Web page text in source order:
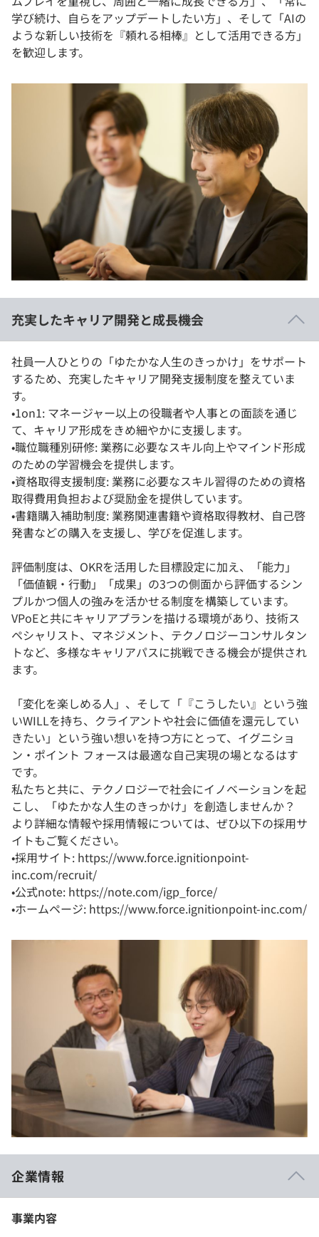
学び続け、自らをアップデートしたい方」、そして「AIの
ような新しい技術を『頼れる相棒』として活用できる方」
を歓迎します。
充実したキャリア開発と成長機会
社員一人ひとりの「ゆたかな人生のきっかけ」をサポート
するため、充実したキャリア開発支援制度を整えていま
す。
•1on1: マネージャー以上の役職者や人事との面談を通じ
て、キャリア形成をきめ細やかに支援します。
•職位職種別研修: 業務に必要なスキル向上やマインド形成
のための学習機会を提供します。
•資格取得支援制度: 業務に必要なスキル習得のための資格
取得費用負担および奨励金を提供しています。
•書籍購入補助制度: 業務関連書籍や資格取得教材、自己啓
発書などの購入を支援し、学びを促進します。
評価制度は、OKRを活用した目標設定に加え、「能力」
「価値観・行動」「成果」の3つの側面から評価するシン
プルかつ個人の強みを活かせる制度を構築しています。
VPoEと共にキャリアプランを描ける環境があり、技術ス
ペシャリスト、マネジメント、テクノロジーコンサルタン
トなど、多様なキャリアパスに挑戦できる機会が提供され
ます。
「変化を楽しめる人」、そして「『こうしたい』という強
いWILLを持ち、クライアントや社会に価値を還元してい
きたい」という強い想いを持つ方にとって、イグニショ
ン・ポイント フォースは最適な自己実現の場となるはす
です。
私たちと共に、テクノロジーで社会にイノベーションを起
こし、「ゆたかな人生のきっかけ」を創造しませんか？
より詳細な情報や採用情報については、ぜひ以下の採用サ
イトもご覧ください。
•採用サイト: https://www.force.ignitionpoint-
inc.com/recruit/
•公式note: https://note.com/igp_force/
•ホームページ: https://www.force.ignitionpoint-inc.com/
企業情報
事業内容